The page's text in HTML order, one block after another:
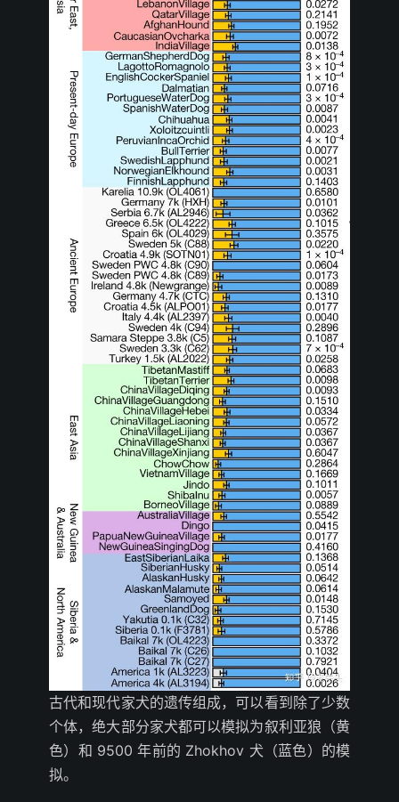
古代和现代家犬的遗传组成，可以看到除了少数
个体，绝大部分家犬都可以模拟为叙利亚狼（黄
色）和 9500 年前的 Zhokhov 犬（蓝色）的模
拟。